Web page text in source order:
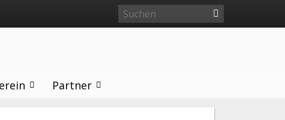
Partner